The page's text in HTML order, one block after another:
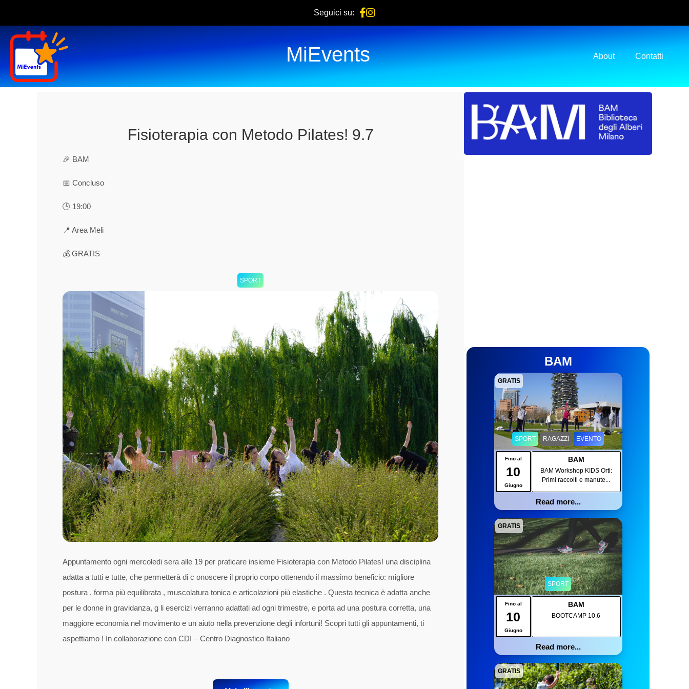
Seguici su:
MiEvents About Contatti
Fisioterapia con Metodo Pilates! 9.7
🎉 BAM
📅 Concluso
🕒 19:00
📍 Area Meli
💰 GRATIS
SPORT
Appuntamento ogni mercoledi sera alle 19 per praticare insieme Fisioterapia con Metodo Pilates! una disciplina
adatta a tutti e tutte, che permetterà di c onoscere il proprio corpo ottenendo il massimo beneficio: migliore
postura , forma più equilibrata , muscolatura tonica e articolazioni più elastiche . Questa tecnica è adatta anche
per le donne in gravidanza, g li esercizi verranno adattati ad ogni trimestre, e porta ad una postura corretta, una
maggiore economia nel movimento e un aiuto nella prevenzione degli infortuni! Scopri tutti gli appuntamenti, ti
aspettiamo ! In collaborazione con CDI – Centro Diagnostico Italiano
BAM
GRATIS
SPORT RAGAZZI EVENTO
Fino al
10
Giugno
BAM
BAM Workshop KIDS Orti:
Primi raccolti e manute...
Read more...
GRATIS
SPORT
Fino al
10
Giugno
BAM
BOOTCAMP 10.6
Read more...
GRATIS